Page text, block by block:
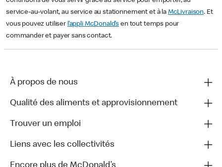
service-au-volant, au service au stationnement et à la McLivraison. Et
vous pouvez utiliser l’appli McDonald’s en tout temps pour
commander et payer sans contact.
À propos de nous
Qualité des aliments et approvisionnement
Trouver un emploi
Liens avec les collectivités